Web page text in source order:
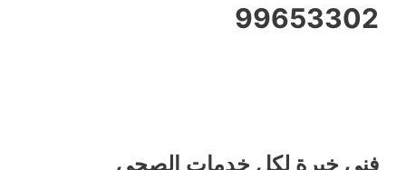
99653302
فني خبرة لكل خدمات الصحي